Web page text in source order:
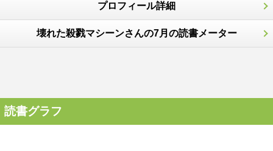
プロフィール詳細
壊れた殺戮マシーンさんの7月の読書メーター
読書グラフ